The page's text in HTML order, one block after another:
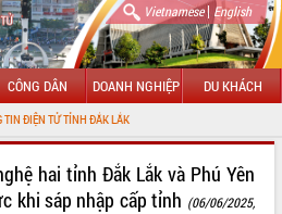
Vietnamese| English
CÔNG DÂN DOANH NGHIỆP DU KHÁCH
ĐẮK LẮK
hai tỉnh Đắk Lắk và Phú Yên
khi sáp nhập cấp tỉnh (06/06/2025,